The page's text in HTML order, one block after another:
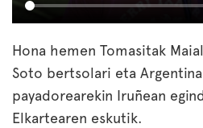
Hona hemen Tomasitak
Soto bertsolari eta
payadorearekin Iruñean
Elkartearen eskutik.